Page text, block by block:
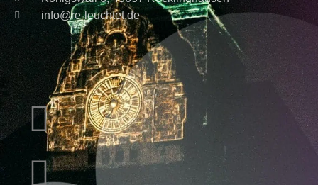
info@re-leuchtet.de